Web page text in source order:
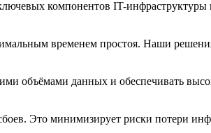
компонентов IT-
временем простоя. Наши
объёмами данных и обеспечивать
Это минимизирует риски потери